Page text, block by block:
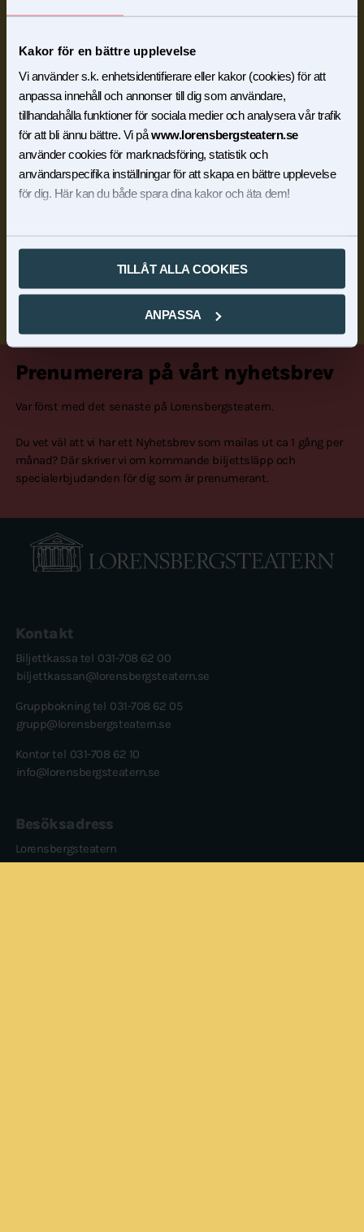
Kakor för en bättre upplevelse
Vi använder s.k. enhetsidentifierare eller kakor (cookies) för att
anpassa innehåll och annonser till dig som användare,
tillhandahålla funktioner för sociala medier och analysera vår trafik
för att bli ännu bättre. Vi påwww.lorensbergsteatern.se
använder cookies för marknadsföring, statistik och
användarspecifika inställningar för att skapa en bättre upplevelse
för dig. Här kan du både spara dina kakor och äta dem!
TILLÅT ALLA COOKIES
ANPASSA
Prenumerera på vårt nyhetsbrev
Var först med det senaste på Lorensbergsteatern.
Du vet väl att vi har ett Nyhetsbrev som mailas ut ca 1 gång per
månad? Där skriver vi om kommande biljettsläpp och
specialerbjudanden för dig som är prenumerant.
Kontakt
Biljettkassa tel 031-708 62 00
biljettkassan@lorensbergsteatern.se
Gruppbokning tel 031-708 62 05
grupp@lorensbergsteatern.se
Kontor tel 031-708 62 10
info@lorensbergsteatern.se
Besöksadress
Lorensbergsteatern
Karl Gerhards plats 1